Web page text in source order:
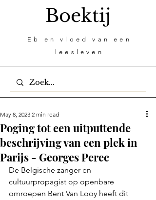
Boektij
Eb en vloed van een
leesleven
Poging tot een uitputtende
beschrijving van een plek in
Parijs - Georges Perec
May 8, 2023 2 min read
De Belgische zanger en
cultuurpropagist op openbare
omroepen Bent Van Looy heeft dit